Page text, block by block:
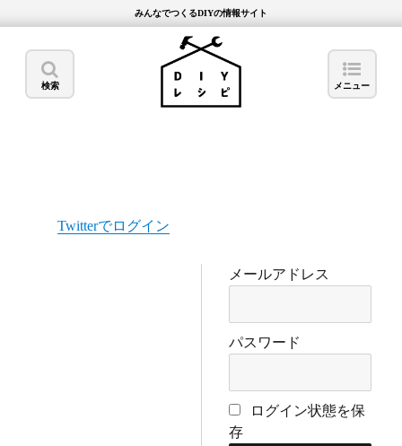
みんなでつくるDIYの情報サイト
検索 メニュー
Twitterでログイン
メールアドレス
パスワード
ログイン状態を保
存